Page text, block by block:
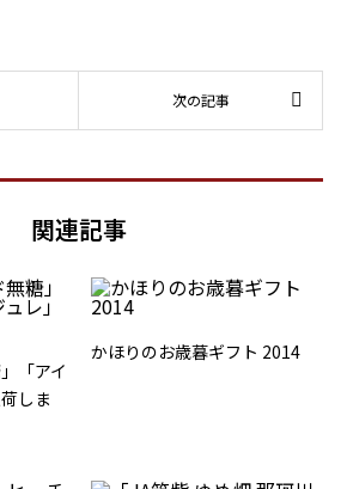
関連記事
「アイ
しま
かほりのお歳暮ギフト 2014